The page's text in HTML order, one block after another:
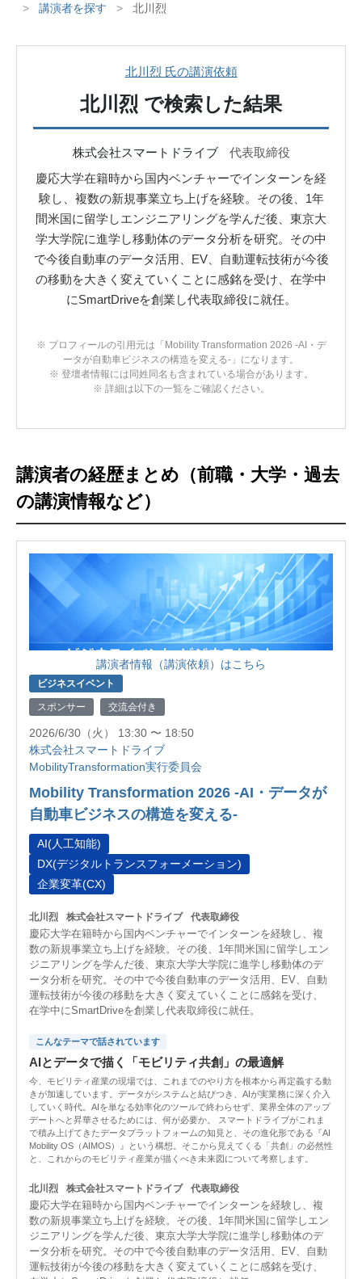
>
講演者を探す > 北川烈
北川烈 氏の講演依頼
北川烈 で検索した結果
株式会社スマートドライブ
代表取締役
慶応大学在籍時から国内ベンチャーでインターンを経
験し、複数の新規事業立ち上げを経験。その後、1年
間米国に留学しエンジニアリングを学んだ後、東京大
学大学院に進学し移動体のデータ分析を研究。その中
で今後自動車のデータ活用、EV、自動運転技術が今後
の移動を大きく変えていくことに感銘を受け、在学中
にSmartDriveを創業し代表取締役に就任。
※ プロフィールの引用元は「Mobility Transformation 2026 -AI・デ
ータが自動車ビジネスの構造を変える-」になります。
※ 登壇者情報には同姓同名も含まれている場合があります。
※ 詳細は以下の一覧をご確認ください。
講演者の経歴まとめ（前職・大学・過去
の講演情報など）
講演者情報（講演依頼）はこちら
ビジネスイベント
スポンサー 交流会付き
2026/6/30（火） 13:30 〜 18:50
株式会社スマートドライブ
MobilityTransformation実行委員会
Mobility Transformation 2026 -AI・データが
自動車ビジネスの構造を変える-
AI(人工知能)
DX(デジタルトランスフォーメーション)
企業変革(CX)
北川烈 株式会社スマートドライブ 代表取締役
慶応大学在籍時から国内ベンチャーでインターンを経験し、複
数の新規事業立ち上げを経験。その後、1年間米国に留学しエン
ジニアリングを学んだ後、東京大学大学院に進学し移動体のデ
ータ分析を研究。その中で今後自動車のデータ活用、EV、自動
運転技術が今後の移動を大きく変えていくことに感銘を受け、
在学中にSmartDriveを創業し代表取締役に就任。
こんなテーマで話されています
AIとデータで描く「モビリティ共創」の最適解
今、モビリティ産業の現場では、これまでのやり方を根本から再定義する動
きが加速しています。データがシステムと結びつき、AIが実業務に深く介入
していく時代。AIを単なる効率化のツールで終わらせず、業界全体のアップ
デートへと昇華させるためには、何が必要か。 スマートドライブがこれま
で積み上げてきたデータプラットフォームの知見と、その進化形である『AI
Mobility OS（AIMOS）』という構想。そこから見えてくる「共創」の必然性
と、これからのモビリティ産業が描くべき未来図について考察します。
北川烈 株式会社スマートドライブ 代表取締役
慶応大学在籍時から国内ベンチャーでインターンを経験し、複
数の新規事業立ち上げを経験。その後、1年間米国に留学しエン
ジニアリングを学んだ後、東京大学大学院に進学し移動体のデ
ータ分析を研究。その中で今後自動車のデータ活用、EV、自動
運転技術が今後の移動を大きく変えていくことに感銘を受け、